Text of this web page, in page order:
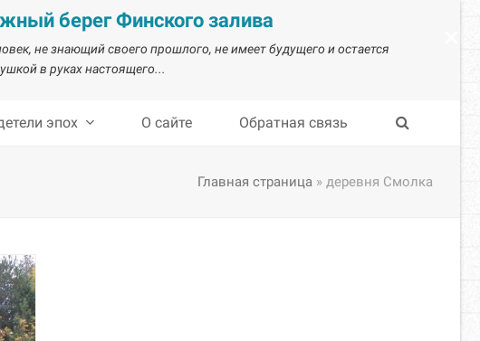
берег Финского залива
не знающий своего прошлого, не имеет будущего и остается
в руках настоящего...
эпох О сайте Обратная связь
Главная страница » деревня Смолка